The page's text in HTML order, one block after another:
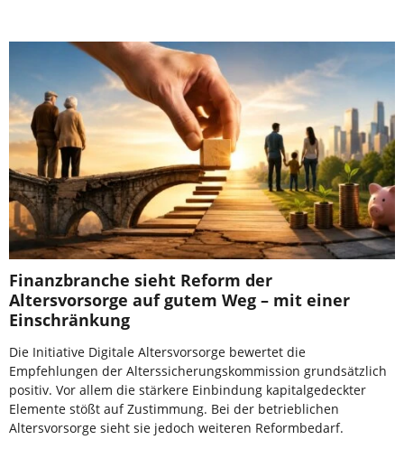
Finanzbranche sieht Reform der
Altersvorsorge auf gutem Weg – mit einer
Einschränkung
Die Initiative Digitale Altersvorsorge bewertet die
Empfehlungen der Alterssicherungskommission grundsätzlich
positiv. Vor allem die stärkere Einbindung kapitalgedeckter
Elemente stößt auf Zustimmung. Bei der betrieblichen
Altersvorsorge sieht sie jedoch weiteren Reformbedarf.